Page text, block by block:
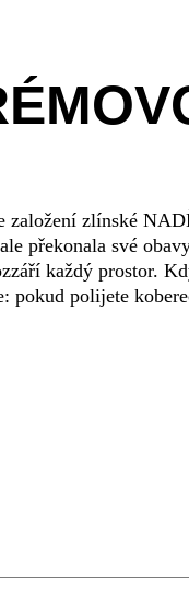
založení zlínské
překonala své
každý prostor.
pokud polijete